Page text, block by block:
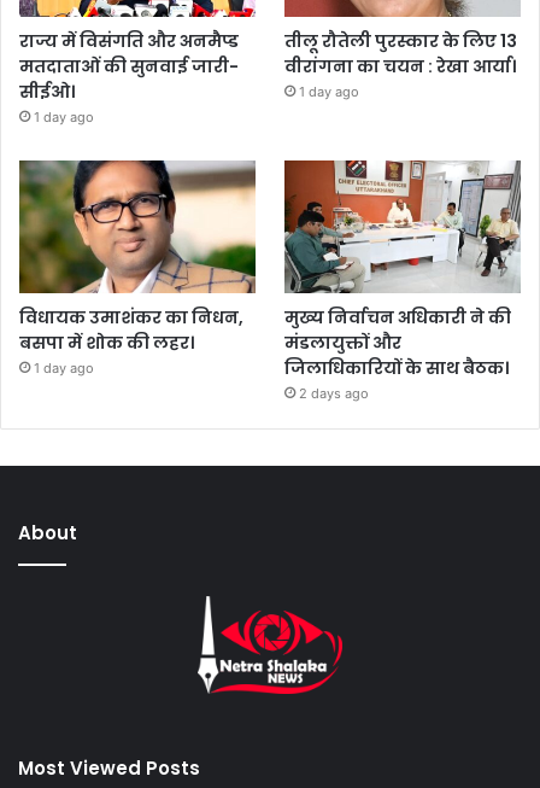
राज्य में विसंगति और अनमैप्ड
मतदाताओं की सुनवाई जारी-
सीईओ।
1 day ago
तीलू रौतेली पुरस्कार के लिए 13
वीरांगना का चयन : रेखा आर्या।
1 day ago
विधायक उमाशंकर का निधन,
बसपा में शोक की लहर।
1 day ago
मुख्य निर्वाचन अधिकारी ने की
मंडलायुक्तों और
जिलाधिकारियों के साथ बैठक।
2 days ago
About
Most Viewed Posts